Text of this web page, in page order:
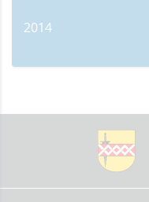
2014